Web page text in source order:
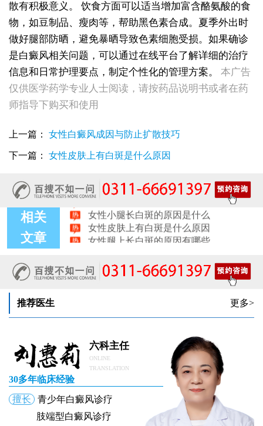
散有积极意义。
饮食方面可以适当增加富含酪氨酸的食
物，如豆制品、瘦肉等，帮助黑色素合成。夏季外出时
做好腿部防晒，避免暴晒导致色素细胞受损。如果确诊
是白癜风相关问题，可以通过在线平台了解详细的治疗
信息和日常护理要点，制定个性化的管理方案。
本广告
仅供医学药学专业人士阅读，请按药品说明书或者在药
师指导下购买和使用
上一篇： 女性白癜风成因与防止扩散技巧
下一篇： 女性皮肤上有白斑是什么原因
相关
文章
女性皮肤出现白斑是什么原因引起的
女性患上白癜风是什么原因导致的
女性脸部白斑出现的原因有哪些
女性后颈长小白点的原因有哪些
女性脸上出现白斑是什么原因
女性耳朵旁皮肤发白是什么原因造成的
女性眉毛处长白斑是什么因素导致的
女性头上起白点点是什么原因
女性臀部出现白斑是什么原因
女性手部出现小白点是白癜风吗
女性皮肤上有白斑是什么原因
女性腿上长白斑的原因有哪些
推荐医生 更多>
六科主任
ONLINE
TRANSLATION
30多年临床经验
擅长
青少年白癜风诊疗
肢端型白癜风诊疗